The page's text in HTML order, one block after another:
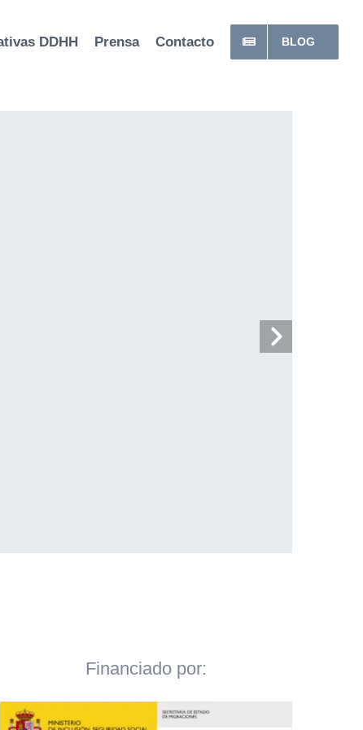
DDHH Prensa Contacto BLOG
Financiado por: